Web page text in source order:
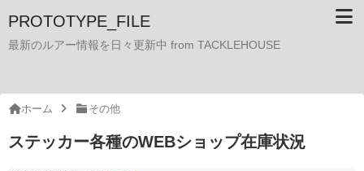
PROTOTYPE_FILE
最新のルアー情報を日々更新中 from TACKLEHOUSE
ホーム その他
ステッカー各種のWEBショップ在庫状況